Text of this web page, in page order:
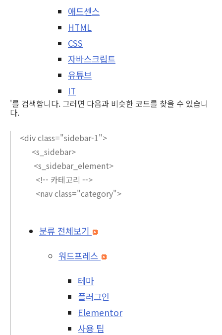
애드센스
HTML
CSS
자바스크립트
유튜브
IT
'를 검색합니다. 그러면 다음과 비슷한 코드를 찾을 수 있습니
다.
<div class="sidebar-1">
<s_sidebar>
<s_sidebar_element>
<!-- 카테고리 -->
<nav class="category">
분류 전체보기
워드프레스
테마
플러그인
Elementor
사용 팁